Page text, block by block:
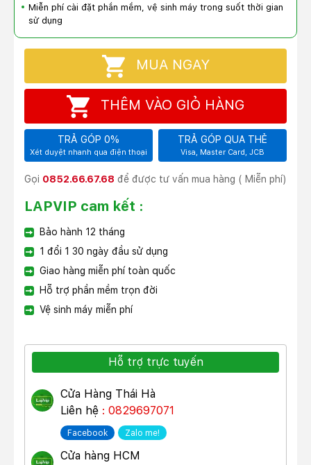
Miễn phí cài đặt phần mềm, vệ sinh máy trong suốt thời gian
sử dụng
MUA NGAY
THÊM VÀO GIỎ HÀNG
TRẢ GÓP 0%
Xét duyệt nhanh qua điện thoại
TRẢ GÓP QUA THẺ
Visa, Master Card, JCB
Gọi 0852.66.67.68 để được tư vấn mua hàng ( Miễn phí)
LAPVIP cam kết :
Bảo hành 12 tháng
1 đổi 1 30 ngày đầu sử dụng
Giao hàng miễn phí toàn quốc
Hỗ trợ phần mềm trọn đời
Vệ sinh máy miễn phí
Hỗ trợ trực tuyến
Cửa Hàng Thái Hà
Liên hệ : 0829697071
Facebook Zalo me!
Cửa hàng HCM